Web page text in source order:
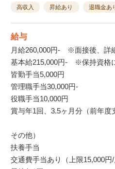
高収入 昇給あり 退職金あ
給与
月給260,000円- ※面接後、詳
基本給215,000円- ※保持資格
皆勤手当5,000円
管理職手当30,000円-
役職手当10,000円
賞与年1回、3.5ヶ月分（前年度
その他）
扶養手当
交通費手当あり（上限15,000円/